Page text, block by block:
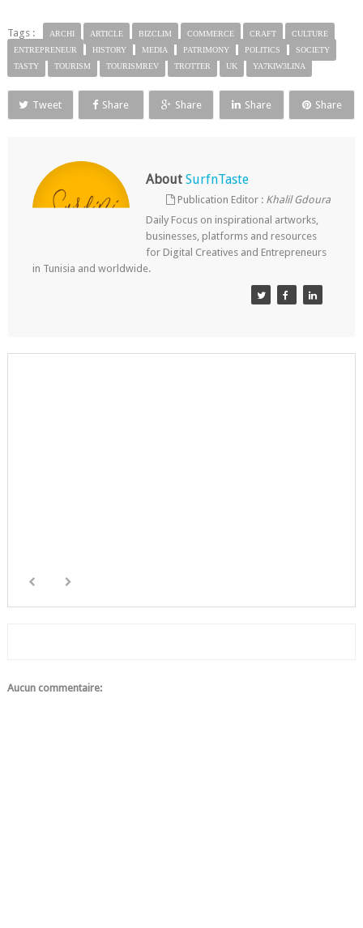
Tags : ARCHI ARTICLE BIZCLIM COMMERCE CRAFT
CULTURE
ENTREPRENEUR
HISTORY MEDIA PATRIMONY POLITICS
SOCIETY
TASTY
TOURISM TOURISMREV TROTTER UK YA7KIW3LINA
Tweet Share Share Share Share
About SurfnTaste
Publication Editor : Khalil Gdoura
Daily Focus on inspirational artworks,
businesses, platforms and resources
for Digital Creatives and Entrepreneurs
in Tunisia and worldwide.
Aucun commentaire: